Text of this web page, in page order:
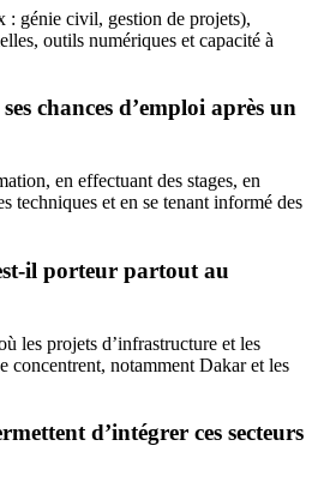
: génie civil, gestion de projets),
outils numériques et capacité à
chances d’emploi après un
en effectuant des stages, en
techniques et en se tenant informé des
il porteur partout au
les projets d’infrastructure et les
concentrent, notamment Dakar et les
d’intégrer ces secteurs